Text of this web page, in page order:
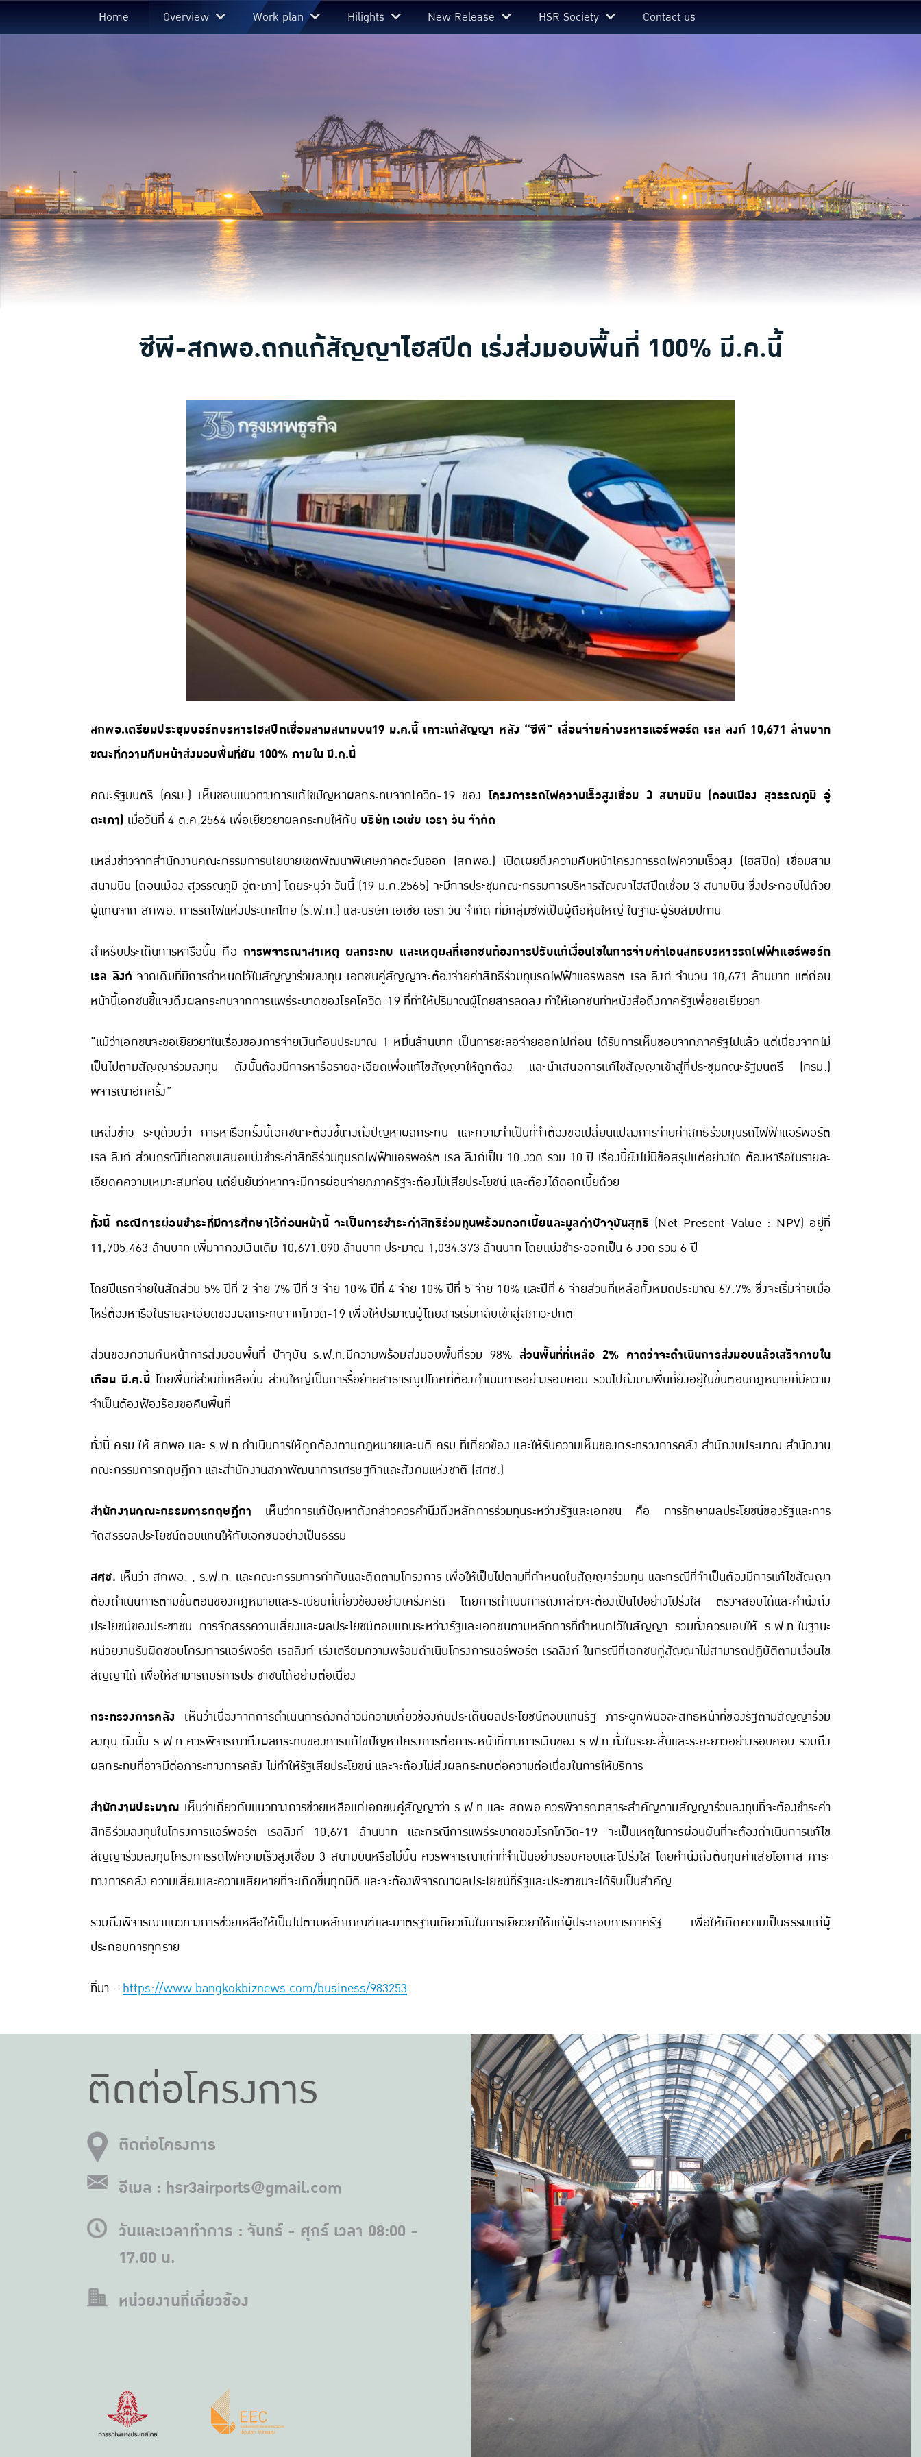
Home Overview Work plan Hilights New Release HSR Society Contact us
ซีพี-สกพอ.ถกแก้สัญญาไฮสปีด เร่งส่งมอบพื้นที่ 100% มี.ค.นี้
สกพอ.เตรียมประชุมบอร์ดบริหารไฮสปีดเชื่อมสามสนามบิน19 ม.ค.นี้ เคาะแก้สัญญา หลัง “ซีพี” เลื่อนจ่ายค่าบริหารแอร์พอร์ต เรล ลิงก์ 10,671 ล้านบาท
ขณะที่ความคืบหน้าส่งมอบพื้นที่ยัน 100% ภายใน มี.ค.นี้
คณะรัฐมนตรี (ครม.) เห็นชอบแนวทางการแก้ไขปัญหาผลกระทบจากโควิด-19 ของโครงการรถไฟความเร็วสูงเชื่อม 3 สนามบิน (ดอนเมือง สุวรรณภูมิ อู่
ตะเภา) เมื่อวันที่ 4 ต.ค.2564 เพื่อเยียวยาผลกระทบให้กับ บริษัท เอเชีย เอรา วัน จำกัด
แหล่งข่าวจากสำนักงานคณะกรรมการนโยบายเขตพัฒนาพิเศษภาคตะวันออก (สกพอ.) เปิดเผยถึงความคืบหน้าโครงการรถไฟความเร็วสูง (ไฮสปีด) เชื่อมสาม
สนามบิน (ดอนเมือง สุวรรณภูมิ อู่ตะเภา) โดยระบุว่า วันนี้ (19 ม.ค.2565) จะมีการประชุมคณะกรรมการบริหารสัญญาไฮสปีดเชื่อม 3 สนามบิน ซึ่งประกอบไปด้วย
ผู้แทนจาก สกพอ. การรถไฟแห่งประเทศไทย (ร.ฟ.ท.) และบริษัท เอเชีย เอรา วัน จำกัด ที่มีกลุ่มซีพีเป็นผู้ถือหุ้นใหญ่ ในฐานะผู้รับสัมปทาน
สำหรับประเด็นการหารือนั้น คือ การพิจารณาสาเหตุ ผลกระทบ และเหตุผลที่เอกชนต้องการปรับแก้เงื่อนไขในการจ่ายค่าโอนสิทธิบริหารรถไฟฟ้าแอร์พอร์ต
เรล ลิงก์จากเดิมที่มีการกำหนดไว้ในสัญญาร่วมลงทุน เอกชนคู่สัญญาจะต้องจ่ายค่าสิทธิร่วมทุนรถไฟฟ้าแอร์พอร์ต เรล ลิงก์ จำนวน 10,671 ล้านบาท แต่ก่อน
หน้านี้เอกชนชี้แจงถึงผลกระทบจากการแพร่ระบาดของโรคโควิด-19 ที่ทำให้ปริมาณผู้โดยสารลดลง ทำให้เอกชนทำหนังสือถึงภาครัฐเพื่อขอเยียวยา
“แม้ว่าเอกชนจะขอเยียวยาในเรื่องของการจ่ายเงินก้อนประมาณ 1 หมื่นล้านบาท เป็นการชะลอจ่ายออกไปก่อน ได้รับการเห็นชอบจากภาครัฐไปแล้ว แต่เนื่องจากไม่
เป็นไปตามสัญญาร่วมลงทุน ดังนั้นต้องมีการหารือรายละเอียดเพื่อแก้ไขสัญญาให้ถูกต้อง และนำเสนอการแก้ไขสัญญาเข้าสู่ที่ประชุมคณะรัฐมนตรี (ครม.)
พิจารณาอีกครั้ง”
แหล่งข่าว ระบุด้วยว่า การหารือครั้งนี้เอกชนจะต้องชี้แจงถึงปัญหาผลกระทบ และความจำเป็นที่จำต้องขอเปลี่ยนแปลงการจ่ายค่าสิทธิร่วมทุนรถไฟฟ้าแอร์พอร์ต
เรล ลิงก์ ส่วนกรณีที่เอกชนเสนอแบ่งชำระค่าสิทธิร่วมทุนรถไฟฟ้าแอร์พอร์ต เรล ลิงก์เป็น 10 งวด รวม 10 ปี เรื่องนี้ยังไม่มีข้อสรุปแต่อย่างใด ต้องหารือในรายละ
เอียดคความเหมาะสมก่อน แต่ยืนยันว่าหากจะมีการผ่อนจ่ายภภาครัฐจะต้องไม่เสียประโยชน์ และต้องได้ดอกเบี้ยด้วย
ทั้งนี้ กรณีการผ่อนชำระที่มีการศึกษาไว้ก่อนหน้านี้ จะเป็นการชำระค่าสิทธิร่วมทุนพร้อมดอกเบี้ยและมูลค่าปัจจุบันสุทธิ (Net Present Value : NPV) อยู่ที่
11,705.463 ล้านบาท เพิ่มจากวงเงินเดิม 10,671.090 ล้านบาท ประมาณ 1,034.373 ล้านบาท โดยแบ่งชำระออกเป็น 6 งวด รวม 6 ปี
โดยปีแรกจ่ายในสัดส่วน 5% ปีที่ 2 จ่าย 7% ปีที่ 3 จ่าย 10% ปีที่ 4 จ่าย 10% ปีที่ 5 จ่าย 10% และปีที่ 6 จ่ายส่วนที่เหลือทั้งหมดประมาณ 67.7% ซึ่งจะเริ่มจ่ายเมื่อ
ไหร่ต้องหารือในรายละเอียดของผลกระทบจากโควิด-19 เพื่อให้ปริมาณผู้โดยสารเริ่มกลับเข้าสู่สภาวะปกติ
ส่วนของความคืบหน้าการส่งมอบพื้นที่ ปัจจุบัน ร.ฟ.ท.มีความพร้อมส่งมอบพื้นที่รวม 98% ส่วนพื้นที่ที่เหลือ 2% คาดว่าจะดำเนินการส่งมอบแล้วเสร็จภายใน
เดือน มี.ค.นี้ โดยพื้นที่ส่วนที่เหลือนั้น ส่วนใหญ่เป็นการรื้อย้ายสาธารณูปโภคที่ต้องดำเนินการอย่างรอบคอบ รวมไปถึงบางพื้นที่ยังอยู่ในขั้นตอนกฎหมายที่มีความ
จำเป็นต้องฟ้องร้องขอคืนพื้นที่
ทั้งนี้ ครม.ให้ สกพอ.และ ร.ฟ.ท.ดำเนินการให้ถูกต้องตามกฎหมายและมติ ครม.ที่เกี่ยวข้อง และให้รับความเห็นของกระทรวงการคลัง สำนักงบประมาณ สำนักงาน
คณะกรรมการกฤษฎีกา และสำนักงานสภาพัฒนาการเศรษฐกิจและสังคมแห่งชาติ (สศช.)
สำนักงานคณะกรรมการกฤษฎีกา เห็นว่าการแก้ปัญหาดังกล่าวควรคำนึงถึงหลักการร่วมทุนระหว่างรัฐและเอกชน คือ การรักษาผลประโยชน์ของรัฐและการ
จัดสรรผลประโยชน์ตอบแทนให้กับเอกชนอย่างเป็นธรรม
สศช. เห็นว่า สกพอ. , ร.ฟ.ท. และคณะกรรมการกำกับและติดตามโครงการ เพื่อให้เป็นไปตามที่กำหนดในสัญญาร่วมทุน และกรณีที่จำเป็นต้องมีการแก้ไขสัญญา
ต้องดำเนินการตามขั้นตอนของกฎหมายและระเบียบที่เกี่ยวข้องอย่างเคร่งครัด โดยการดำเนินการดังกล่าวจะต้องเป็นไปอย่างโปร่งใส ตรวจสอบได้และคำนึงถึง
ประโยชน์ของประชาชน การจัดสรรความเสี่ยงและผลประโยชน์ตอบแทนระหว่างรัฐและเอกชนตามหลักการที่กำหนดไว้ในสัญญา รวมทั้งควรมอบให้ ร.ฟ.ท.ในฐานะ
หน่วยงานรับผิดชอบโครงการแอร์พอร์ต เรลลิงก์ เร่งเตรียมความพร้อมดำเนินโครงการแอร์พอร์ต เรลลิงก์ ในกรณีที่เอกชนคู่สัญญาไม่สามารถปฏิบัติตามเงื่อนไข
สัญญาได้ เพื่อให้สามารถบริการประชาชนได้อย่างต่อเนื่อง
กระทรวงการคลัง เห็นว่าเนื่องจากการดำเนินการดังกล่าวมีความเกี่ยวข้องกับประเด็นผลประโยชน์ตอบแทนรัฐ ภาระผูกพันอละสิทธิหน้าที่ของรัฐตามสัญญาร่วม
ลงทุน ดังนั้น ร.ฟ.ท.ควรพิจารณาถึงผลกระทบของการแก้ไขปัญหาโครงการต่อภาระหน้าที่ทางการเงินของ ร.ฟ.ท.ทั้งในระยะสั้นและระยะยาวอย่างรอบคอบ รวมถึง
ผลกระทบที่อาจมีต่อภาระทางการคลัง ไม่ทำให้รัฐเสียประโยชน์ และจะต้องไม่ส่งผลกระทบต่อความต่อเนื่องในการให้บริการ
สำนักงานประมาณ เห็นว่าเกี่ยวกับแนวทางการช่วยเหลือแก่เอกชนคู่สัญญาว่า ร.ฟ.ท.และ สกพอ.ควรพิจารณาสาระสำคัญตามสัญญาร่วมลงทุนที่จะต้องชำระค่า
สิทธิร่วมลงทุนในโครงการแอร์พอร์ต เรลลิงก์ 10,671 ล้านบาท และกรณีการแพร่ระบาดของโรคโควิด-19 จะเป็นเหตุในการผ่อนผันที่จะต้องดำเนินการแก้ไข
สัญญาร่วมลงทุนโครงการรถไฟความเร็วสูงเชื่อม 3 สนามบินหรือไม่นั้น ควรพิจารณาเท่าที่จำเป็นอย่างรอบคอบและโปร่งใส โดยคำนึงถึงต้นทุนค่าเสียโอกาส ภาระ
ทางการคลัง ความเสี่ยงและความเสียหายที่จะเกิดขึ้นทุกมิติ และจะต้องพิจารณาผลประโยชน์ที่รัฐและประชาชนจะได้รับเป็นสำคัญ
รวมถึงพิจารณาแนวทางการช่วยเหลือให้เป็นไปตามหลักเกณฑ์และมาตรฐานเดียวกันในการเยียวยาให้แก่ผู้ประกอบการภาครัฐ เพื่อให้เกิดความเป็นธรรมแก่ผู้
ประกอบการทุกราย
ที่มา – https://www.bangkokbiznews.com/business/983253
ติดต่อโครงการ
ติดต่อโครงการ
อีเมล : hsr3airports@gmail.com
วันและเวลาทำการ : จันทร์ - ศุกร์ เวลา 08:00 -
17.00 น.
หน่วยงานที่เกี่ยวข้อง